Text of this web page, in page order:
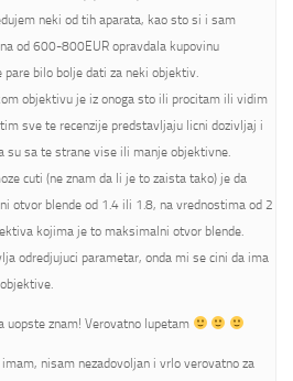
neki od tih aparata, kao sto si i sam
od 600-800EUR opravdala kupovinu
bilo bolje dati za neki objektiv.
objektivu je iz onoga sto ili procitam ili vidim
sve te recenzije predstavljaju licni dozivljaj i
su sa te strane vise ili manje objektivne.
cuti (ne znam da li je to zaista tako) je da
otvor blende od 1.4 ili 1.8, na vrednostima od 2
kojima je to maksimalni otvor blende.
odredjujuci parametar, onda mi se cini da ima
uopste znam! Verovatno lupetam
nisam nezadovoljan i vrlo verovatno za